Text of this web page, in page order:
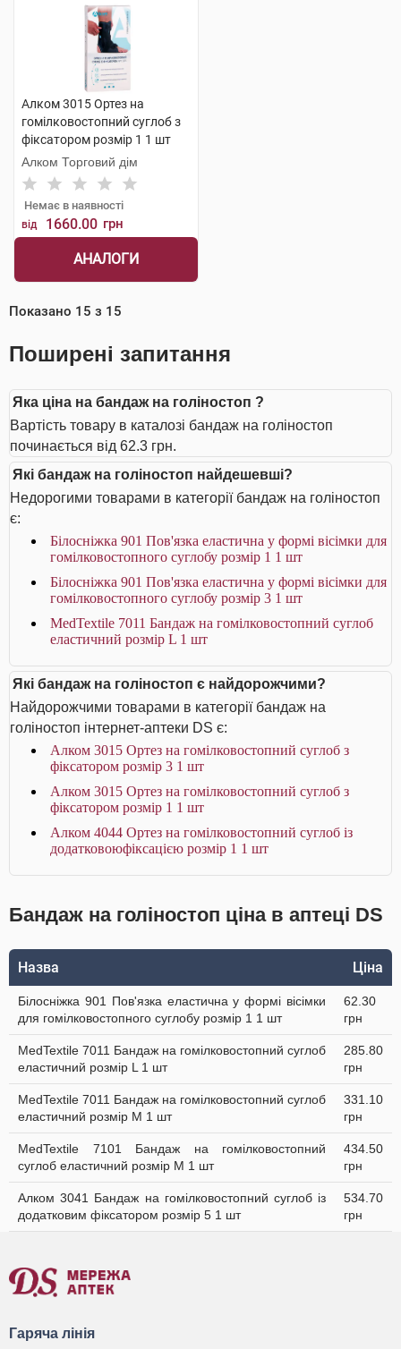
Алком 3015 Ортез на
гомілковостопний суглоб з
фіксатором розмір 1 1 шт
Алком Торговий дім
Немає в наявності
від 1660.00 грн
АНАЛОГИ
Показано 15 з 15
Поширені запитання
Яка ціна на бандаж на голіностоп ?
Вартість товару в каталозі бандаж на голіностоп
починається від 62.3 грн.
Які бандаж на голіностоп найдешевші?
Недорогими товарами в категорії бандаж на голіностоп
є:
Білосніжка 901 Пов'язка еластична у формі вісімки для
гомілковостопного суглобу розмір 1 1 шт
Білосніжка 901 Пов'язка еластична у формі вісімки для
гомілковостопного суглобу розмір 3 1 шт
MedTextile 7011 Бандаж на гомілковостопний суглоб
еластичний розмір L 1 шт
Які бандаж на голіностоп є найдорожчими?
Найдорожчими товарами в категорії бандаж на
голіностоп інтернет-аптеки DS є:
Алком 3015 Ортез на гомілковостопний суглоб з
фіксатором розмір 3 1 шт
Алком 3015 Ортез на гомілковостопний суглоб з
фіксатором розмір 1 1 шт
Алком 4044 Ортез на гомілковостопний суглоб із
додатковоюфіксацією розмір 1 1 шт
Бандаж на голіностоп ціна в аптеці DS
Назва Ціна
Білосніжка 901 Пов'язка еластична у формі вісімки
для гомілковостопного суглобу розмір 1 1 шт
62.30
грн
MedTextile 7011 Бандаж на гомілковостопний суглоб
еластичний розмір L 1 шт
285.80
грн
MedTextile 7011 Бандаж на гомілковостопний суглоб
еластичний розмір M 1 шт
331.10
грн
MedTextile 7101 Бандаж на гомілковостопний
суглоб еластичний розмір M 1 шт
434.50
грн
Алком 3041 Бандаж на гомілковостопний суглоб із
додатковим фіксатором розмір 5 1 шт
534.70
грн
Гаряча лінія